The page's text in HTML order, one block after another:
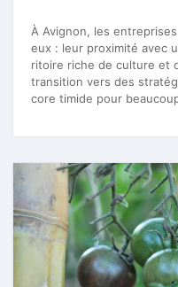
À Avignon, les
eux : leur proximité avec
ritoire riche de culture et
transition vers des
core timide pour